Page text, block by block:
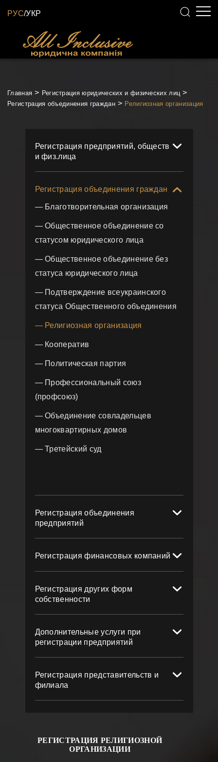
РУС/УКР
Главная
Регистрация юридических и физических лиц
Регистрация объединения граждан
Религиозная организация
Регистрация предприятий, обществ
и физ.лица
Регистрация объединения граждан
— Благотворительная организация
— Общественное объединение со
статусом юридического лица
— Общественное объединение без
статуса юридического лица
— Подтверждение всеукраинского
статуса Общественного объединения
— Религиозная организация
— Кооператив
— Политическая партия
— Профессиональный союз
(профсоюз)
— Объединение совладельцев
многоквартирных домов
— Третейский суд
Регистрация объединения
предприятий
Регистрация финансовых компаний
Регистрация других форм
собственности
Дополнительные услуги при
регистрации предприятий
Регистрация представительств и
филиала
РЕГИСТРАЦИЯ РЕЛИГИОЗНОЙ
ОРГАНИЗАЦИИ